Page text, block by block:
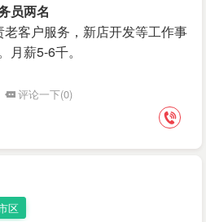
员两名
客户服务，新店开发等工作事
薪5-6千。
评论一下(0)
区